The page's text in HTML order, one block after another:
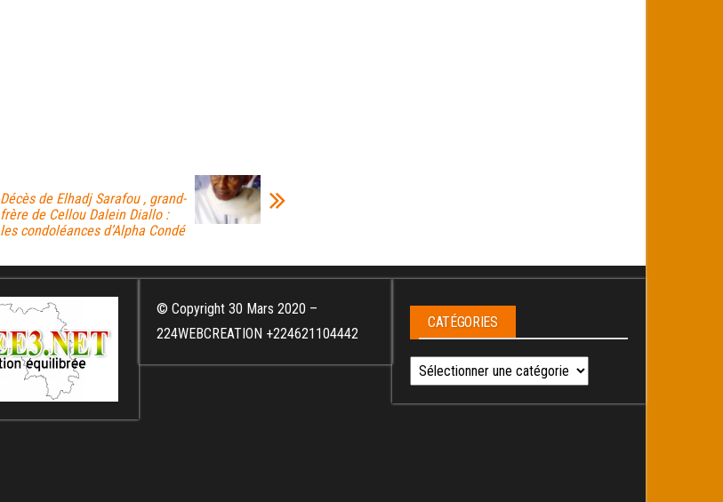
Décès de Elhadj Sarafou , grand-
frère de Cellou Dalein Diallo :
les condoléances d’Alpha Condé
© Copyright 30 Mars 2020 –
224WEBCREATION +224621104442
CATÉGORIES
Catégories